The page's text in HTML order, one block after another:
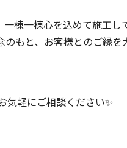
棟一棟心を込めて施工し
もと、お客様とのご縁
気軽にご相談ください✨